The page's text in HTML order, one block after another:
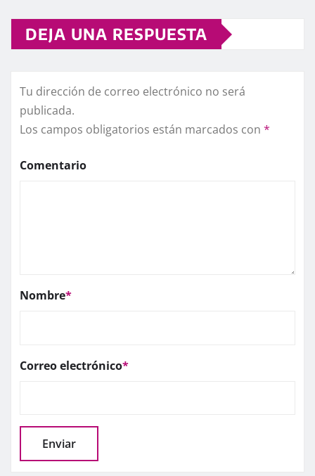
DEJA UNA RESPUESTA
Tu dirección de correo electrónico no será
publicada.
Los campos obligatorios están marcados con *
Comentario
Nombre*
Correo electrónico*